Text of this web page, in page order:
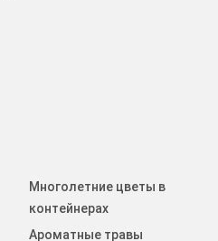
Многолетние цветы в
контейнерах
Ароматные травы